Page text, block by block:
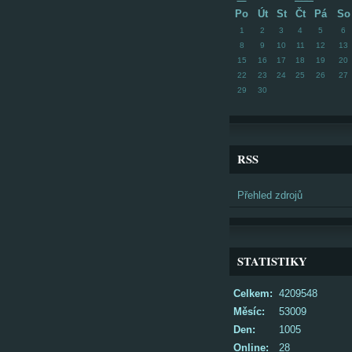
Po Út St Čt Pá So
1 2 3 4 5 6
8
9 10 11 12 13
15
16 17 18 19 20
22
23 24 25 26 27
29
30
RSS
Přehled zdrojů
STATISTIKY
Online: 28
Celkem: 4209548
Měsíc:
53009
Den:
1005